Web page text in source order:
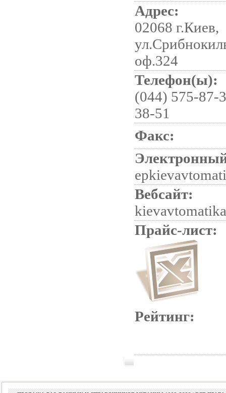
Адрес:
02068 г.Киев,
оф.324
Телефон(ы):
(044) 575-87-
38-51
Факс:
Вебсайт:
Прайс-лист:
Рейтинг: